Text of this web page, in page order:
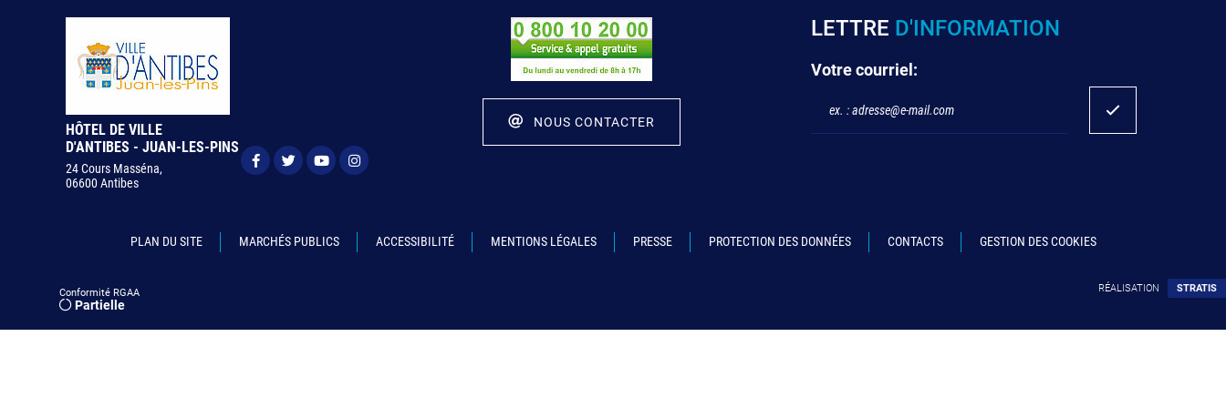
HÔTEL DE VILLE
D'ANTIBES - JUAN-LES-PINS
24 Cours Masséna,
06600 Antibes
NOUS CONTACTER
LETTRE D'INFORMATION
Votre courriel:
PLAN DU SITE MARCHÉS PUBLICS ACCESSIBILITÉ MENTIONS LÉGALES PRESSE PROTECTION DES DONNÉES CONTACTS GESTION DES COOKIES
Conformité RGAA
Partielle
RÉALISATION STRATIS